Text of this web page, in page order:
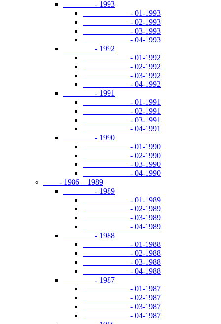
- 1993
- 01-1993
- 02-1993
- 03-1993
- 04-1993
- 1992
- 01-1992
- 02-1992
- 03-1992
- 04-1992
- 1991
- 01-1991
- 02-1991
- 03-1991
- 04-1991
- 1990
- 01-1990
- 02-1990
- 03-1990
- 04-1990
- 1986 – 1989
- 1989
- 01-1989
- 02-1989
- 03-1989
- 04-1989
- 1988
- 01-1988
- 02-1988
- 03-1988
- 04-1988
- 1987
- 01-1987
- 02-1987
- 03-1987
- 04-1987